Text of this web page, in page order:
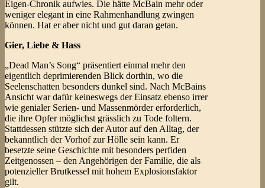
Eigen-Chronik aufwies. Die hätte McBain mehr oder
weniger elegant in eine Rahmenhandlung zwingen
können. Hat er aber nicht und gut daran getan.
Gier, Liebe & Hass
„Dead Man’s Song“ präsentiert einmal mehr den
eigentlich deprimierenden Blick dorthin, wo die
Seelenschatten besonders dunkel sind. Nach McBains
Ansicht war dafür keineswegs der Einsatz ebenso irrer
wie genialer Serien- und Massenmörder erforderlich,
die ihre Opfer möglichst grässlich zu Tode foltern.
Stattdessen stützte sich der Autor auf den Alltag, der
bekanntlich der Vorhof zur Hölle sein kann. Er
besetzte seine Geschichte mit besonders perfiden
Zeitgenossen – den Angehörigen der Familie, die als
potenzieller Brutkessel mit hohem Explosionsfaktor
gilt.